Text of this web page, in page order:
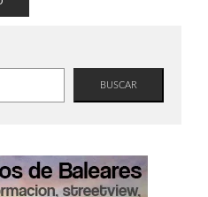
BUSCAR